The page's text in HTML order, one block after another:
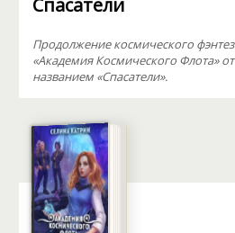
Спасатели
Продолжение космического
«Академия Космического Флота»
названием «Спасатели».